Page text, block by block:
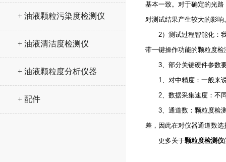
+ 油液颗粒污染度检测仪
+ 油液清洁度检测仪
+ 油液颗粒度分析仪器
+ 配件
基本一致。对于确定的光
对测试结果产生较大的影响
2）测试过程智能化：我
带一键操作功能的颗粒度
3、部分关键硬件参数
1、对中精度：一般来说
2、数据采集速度：不同
3、通道数：颗粒度检测
差，因此在对仪器通道数
更多关于颗粒度检测仪